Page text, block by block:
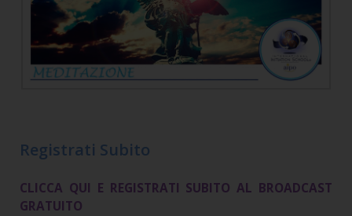
Registrati Subito
CLICCA QUI E REGISTRATI SUBITO AL BROADCAST
GRATUITO